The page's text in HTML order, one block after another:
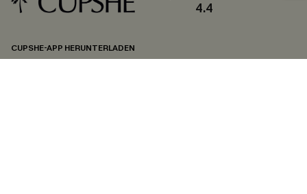
4.4
CUPSHE-APP HERUNTERLADEN